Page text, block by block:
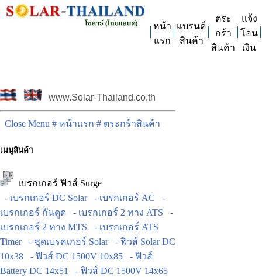
หน้า
แรก
แบรนด์
สินค้า
ตระ
กร้า
สินค้า
แจ้ง
โอน
เงิน
www.Solar-Thailand.co.th
Close Menu # หน้าแรก # ตระกร้าสินค้า
เมนูสินค้า
เบรกเกอร์ ฟิวส์ Surge
- เบรกเกอร์ DC Solar
- เบรกเกอร์ AC
-
เบรกเกอร์ กันดูด
- เบรกเกอร์ 2 ทาง ATS
-
เบรกเกอร์ 2 ทาง MTS
- เบรกเกอร์ ATS
Timer
- ชุดเบรคเกอร์ Solar
- ฟิวส์ Solar DC
10x38
- ฟิวส์ DC 1500V 10x85
- ฟิวส์
Battery DC 14x51
- ฟิวส์ DC 1500V 14x65